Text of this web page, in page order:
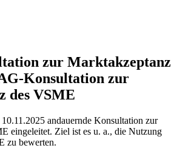
zur Marktakzeptanz
Konsultation zur
des VSME
andauernde Konsultation zur
eingeleitet. Ziel ist es u. a., die Nutzung
zu bewerten.